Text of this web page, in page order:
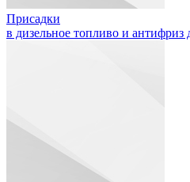
Присадки
в дизельное топливо и